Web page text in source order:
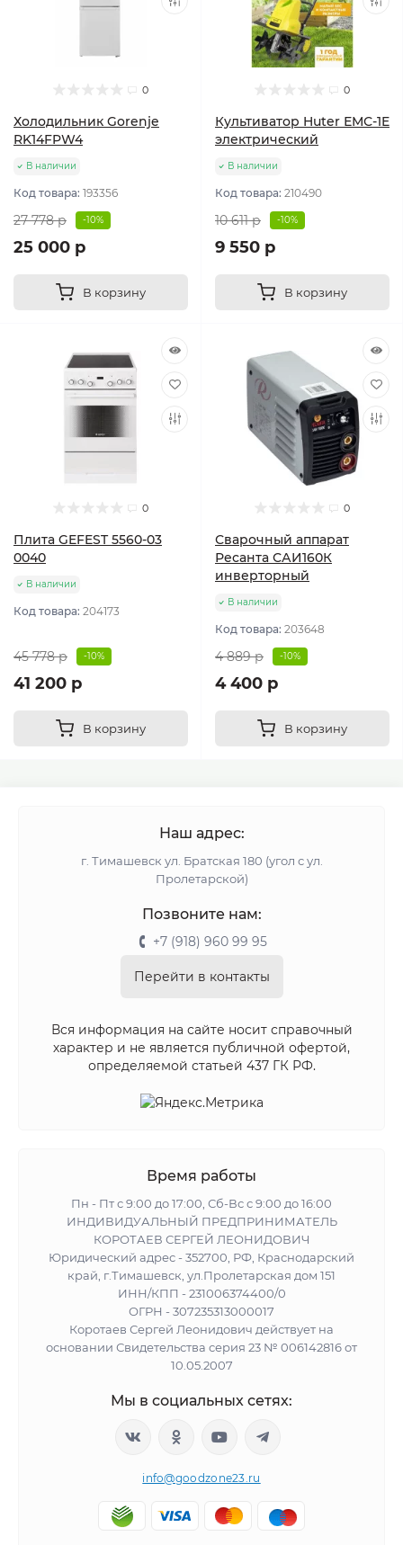
0
Холодильник Gorenje
RK14FPW4
В наличии
Код товара: 193356
27 778 р -10%
25 000 р
В корзину
0
Культиватор Huter ЕМС-1E
электрический
В наличии
Код товара: 210490
10 611 р -10%
9 550 р
В корзину
0
Плита GEFEST 5560-03
0040
В наличии
Код товара: 204173
45 778 р -10%
41 200 р
В корзину
0
Сварочный аппарат
Ресанта САИ160К
инверторный
В наличии
Код товара: 203648
4 889 р -10%
4 400 р
В корзину
Наш адрес:
г. Тимашевск ул. Братская 180 (угол с ул.
Пролетарской)
Позвоните нам:
+7 (918) 960 99 95
Перейти в контакты
Вся информация на сайте носит справочный
характер и не является публичной офертой,
определяемой статьей 437 ГК РФ.
Время работы
Пн - Пт с 9:00 до 17:00, Сб-Вс с 9:00 до 16:00
ИНДИВИДУАЛЬНЫЙ ПРЕДПРИНИМАТЕЛЬ
КОРОТАЕВ СЕРГЕЙ ЛЕОНИДОВИЧ
Юридический адрес - 352700, РФ, Краснодарский
край, г.Тимашевск, ул.Пролетарская дом 151
ИНН/КПП - 231006374400/0
ОГРН - 307235313000017
Коротаев Сергей Леонидович действует на
основании Свидетельства серия 23 № 006142816 от
10.05.2007
Мы в социальных сетях:
info@goodzone23.ru